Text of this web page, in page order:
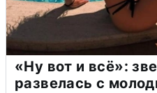
«Ну вот и всё»:
развелась с